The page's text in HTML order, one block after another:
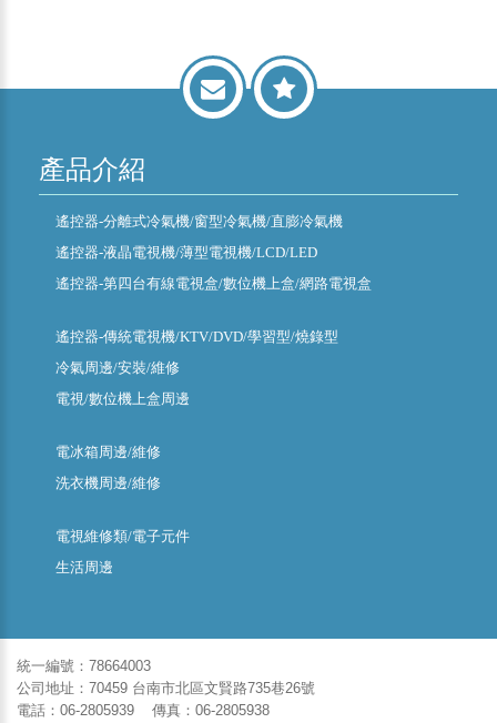
產品介紹
遙控器-分離式冷氣機/窗型冷氣機/直膨冷氣機
遙控器-液晶電視機/薄型電視機/LCD/LED
遙控器-第四台有線電視盒/數位機上盒/網路電視盒
遙控器-傳統電視機/KTV/DVD/學習型/燒錄型
冷氣周邊/安裝/維修
電視/數位機上盒周邊
電冰箱周邊/維修
洗衣機周邊/維修
電視維修類/電子元件
生活周邊
統一編號：78664003
公司地址：70459 台南市北區文賢路735巷26號
電話：06-2805939 傳真：06-2805938